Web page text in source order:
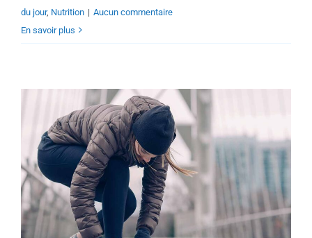
du jour, Nutrition | Aucun commentaire
En savoir plus